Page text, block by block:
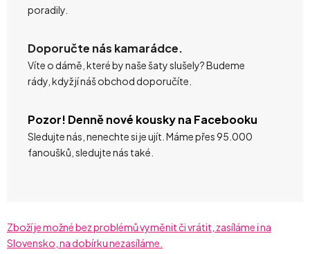
poradily.
Doporučte nás kamarádce.
Víte o dámě, které by naše šaty slušely? Budeme
rády, když jí náš obchod doporučíte.
Pozor! Denně nové kousky na Facebooku
Sledujte nás, nenechte si je ujít. Máme přes 95.000
fanoušků, sledujte nás také.
Zboží je možné bez problémů vyměnit či vrátit, zasíláme i na
Slovensko, na dobírku nezasíláme.